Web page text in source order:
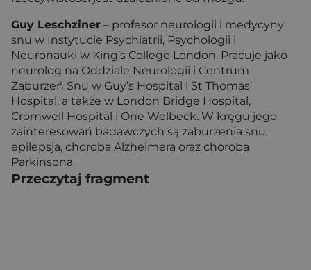
Guy Leschziner – profesor neurologii i medycyny
snu w Instytucie Psychiatrii, Psychologii i
Neuronauki w King’s College London. Pracuje jako
neurolog na Oddziale Neurologii i Centrum
Zaburzeń Snu w Guy’s Hospital i St Thomas’
Hospital, a także w London Bridge Hospital,
Cromwell Hospital i One Welbeck. W kręgu jego
zainteresowań badawczych są zaburzenia snu,
epilepsja, choroba Alzheimera oraz choroba
Parkinsona.
Przeczytaj fragment